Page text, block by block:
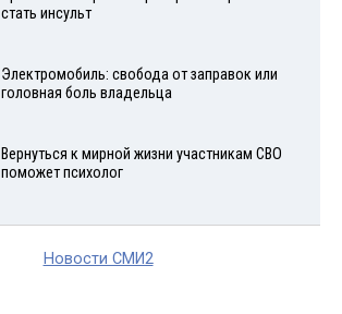
стать инсульт
Электромобиль: свобода от заправок или
головная боль владельца
Вернуться к мирной жизни участникам СВО
поможет психолог
Новости СМИ2